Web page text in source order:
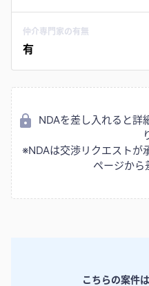
仲介専門家の有無
有
NDAを差し入れると詳
※NDAは交渉リクエストが
ページから
こちらの案件